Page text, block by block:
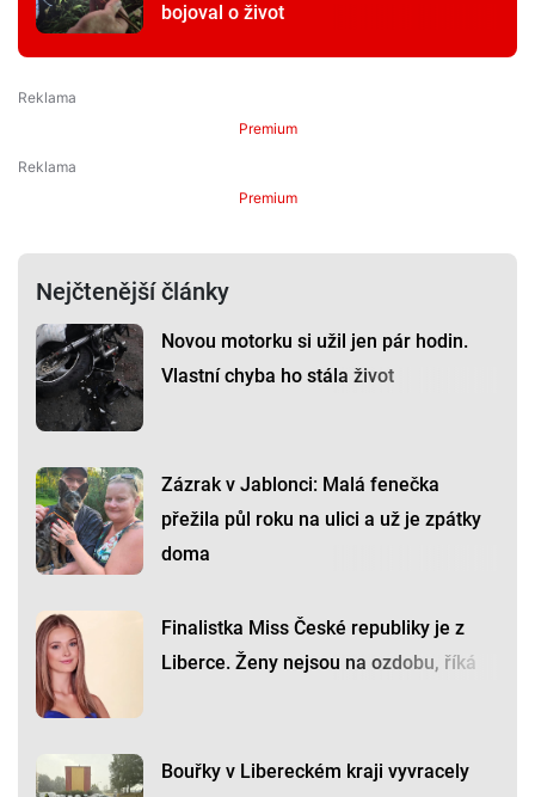
bojoval o život
Premium
Premium
Nejčtenější články
Novou motorku si užil jen pár hodin.
Vlastní chyba ho stála život
Zázrak v Jablonci: Malá fenečka
přežila půl roku na ulici a už je zpátky
doma
Finalistka Miss České republiky je z
Liberce. Ženy nejsou na ozdobu, říká
Bouřky v Libereckém kraji vyvracely